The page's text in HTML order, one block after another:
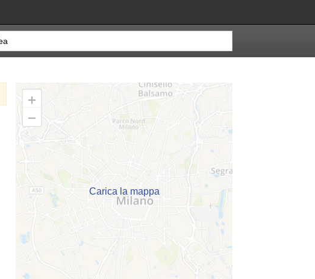
Carica la mappa